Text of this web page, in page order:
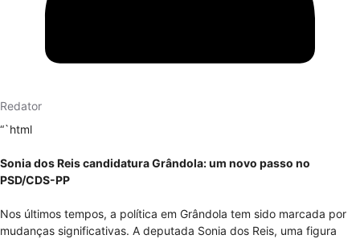
Redator
“`html
Sonia dos Reis candidatura Grândola: um novo passo no
PSD/CDS-PP
Nos últimos tempos, a política em Grândola tem sido marcada por
mudanças significativas. A deputada Sonia dos Reis, uma figura